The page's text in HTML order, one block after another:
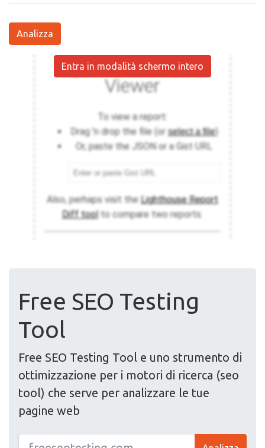
Analizza
Entra in modalità schermo intero
Free SEO Testing
Tool
Free SEO Testing Tool e uno strumento di
ottimizzazione per i motori di ricerca (seo
tool) che serve per analizzare le tue
pagine web